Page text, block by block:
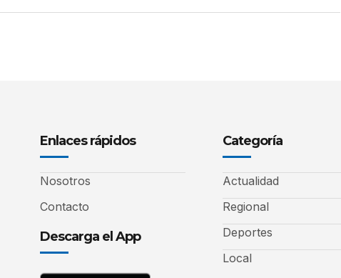
Enlaces rápidos
Nosotros
Contacto
Descarga el App
Categoría
Actualidad
Regional
Deportes
Local